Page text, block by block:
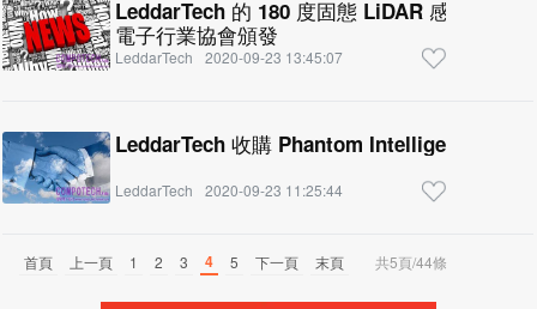
LeddarTech 的 180 度固態 LiDAR 感應器
電子行業協會頒發
LeddarTech 2020-09-23 13:45:07
LeddarTech 收購 Phantom Intelligence 資產
LeddarTech 2020-09-23 11:25:44
共5頁/44條
首頁 上一頁 1 2 3 4 5 下一頁 末頁